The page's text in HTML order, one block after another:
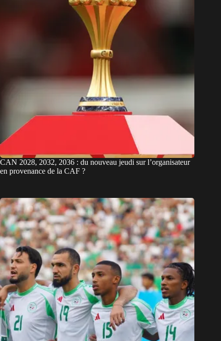
CAN 2028, 2032, 2036 : du nouveau jeudi sur l’organisateur
en provenance de la CAF ?